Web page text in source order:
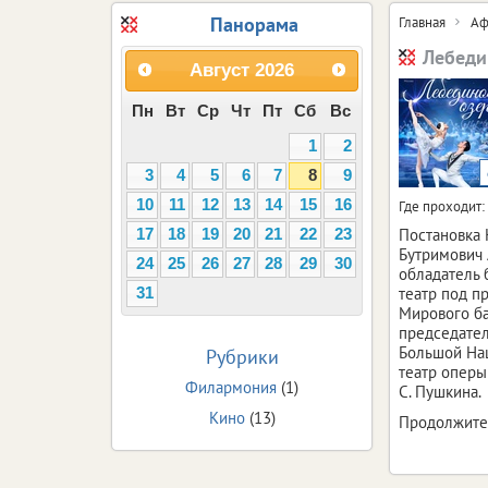
Главная
Где проходит:
Постановка
Бутримович
обладатель
театр под
Мирового
Большой
театр
С. Пушкина.
Панорама
Август 2026
Пн Вт Ср Чт Пт Сб
Вс
1
2
3
4 5 6 7 8
9
10
11 12 13 14 15
16
17
18 19 20 21 22
23
24
25 26 27 28 29
30
31
Рубрики
Филармония (1)
Кино(13)